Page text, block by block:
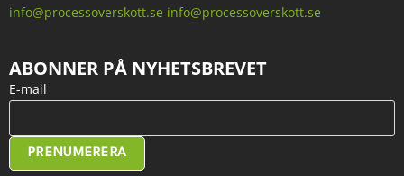
info@processoverskott.se info@processoverskott.se
ABONNER PÅ NYHETSBREVET
E-mail
PRENUMERERA